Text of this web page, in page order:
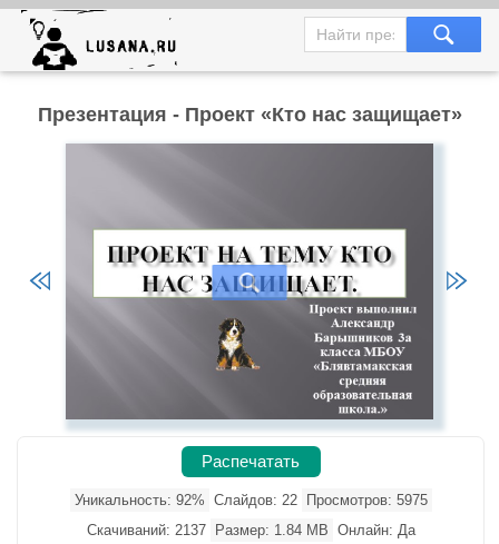
Презентация - Проект «Кто нас защищает»
Распечатать
Уникальность: 92% Слайдов: 22
Просмотров: 5975
Скачиваний: 2137
Размер: 1.84 MB Онлайн: Да